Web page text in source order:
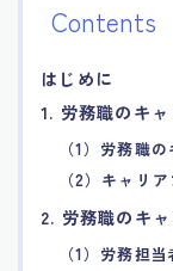
6.専門家から
7.エージェント
9.年代別の目
Contents
はじめに
1. 労務職のキ
（1）労務職
（2）キャリ
2. 労務職のキ
（1）労務担